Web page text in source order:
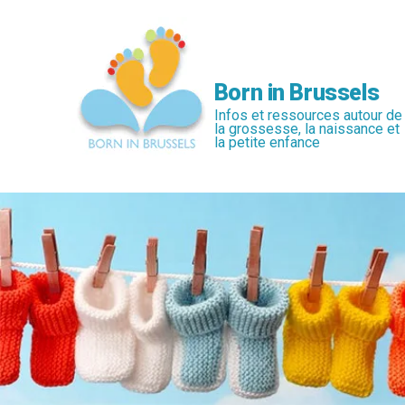
Born in Brussels
Infos et ressources autour de
la grossesse, la naissance et
la petite enfance